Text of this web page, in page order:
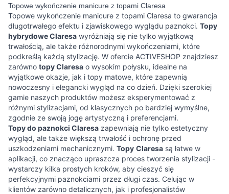
Topowe wykończenie manicure z topami Claresa
Topowe wykończenie manicure z topami Claresa to gwarancja
długotrwałego efektu i zjawiskowego wyglądu paznokci. Topy
hybrydowe Claresa wyróżniają się nie tylko wyjątkową
trwałością, ale także różnorodnymi wykończeniami, które
podkreślą każdą stylizację. W ofercie ACTIVESHOP znajdziesz
zarówno topy Claresa o wysokim połysku, idealne na
wyjątkowe okazje, jak i topy matowe, które zapewnią
nowoczesny i elegancki wygląd na co dzień. Dzięki szerokiej
gamie naszych produktów możesz eksperymentować z
różnymi stylizacjami, od klasycznych po bardziej wymyślne,
zgodnie ze swoją jogę artystyczną i preferencjami.
Topy do paznokci Claresa zapewniają nie tylko estetyczny
wygląd, ale także większą trwałość i ochronę przed
uszkodzeniami mechanicznymi. Topy Claresa są łatwe w
aplikacji, co znacząco upraszcza proces tworzenia stylizacji -
wystarczy kilka prostych kroków, aby cieszyć się
perfekcyjnymi paznokciami przez długi czas. Celując w
klientów zarówno detalicznych, jak i profesjonalistów